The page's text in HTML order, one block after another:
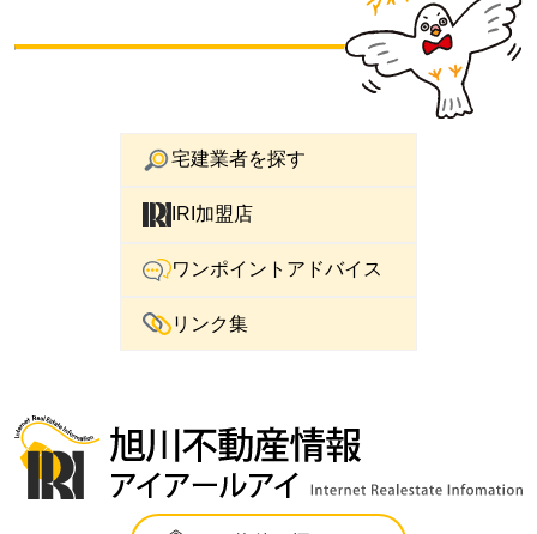
宅建業者を探す
IRI加盟店
ワンポイントアドバイス
リンク集